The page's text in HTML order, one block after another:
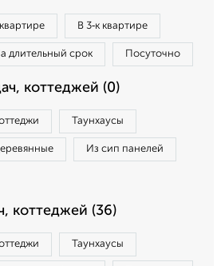
квартире В 3‑к квартире
длительный срок Посуточно
коттеджей (0)
Таунхаусы
Из сип панелей
коттеджей (36)
Таунхаусы